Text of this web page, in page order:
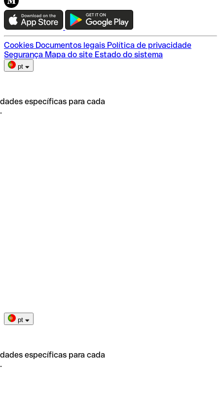
Teste a Qonto
Escolha do plano
Cookies Documentos legais Política de privacidade
Segurança Mapa do site Estado do sistema
pt
específicas para cada
pt
específicas para cada